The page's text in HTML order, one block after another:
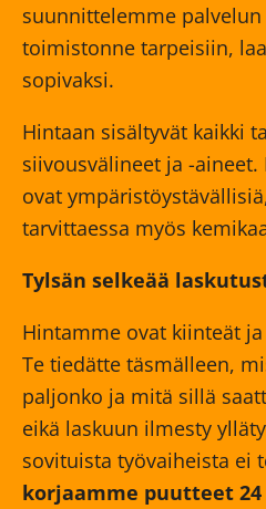
suunnittelemme
toimistonne tarpeisiin,
sopivaksi.
Hintaan sisältyvät kaikki
siivousvälineet ja -
ovat
tarvittaessa myös
Tylsän selkeää
Hintamme ovat kiinteät
Te tiedätte täsmälleen,
paljonko ja mitä sillä
eikä laskuun ilmesty
sovituista työvaiheista ei
korjaamme puutteet